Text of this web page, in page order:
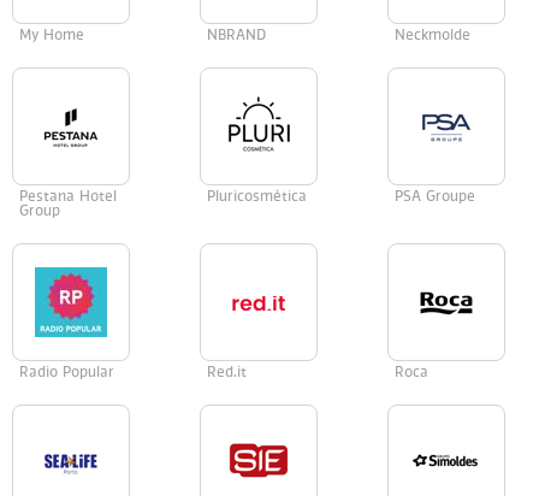
My Home NBRAND Neckmolde
Pestana Hotel
Group
Pluricosmética PSA Groupe
Radio Popular Red.it Roca